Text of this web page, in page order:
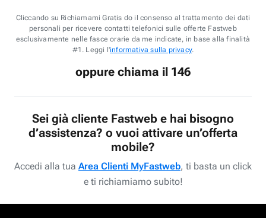
Cliccando su Richiamami Gratis do il consenso al trattamento dei dati
personali per ricevere contatti telefonici sulle offerte Fastweb
esclusivamente nelle fasce orarie da me indicate, in base alla finalità
#1. Leggi l'informativa sulla privacy.
oppure chiama il 146
Sei già cliente Fastweb e hai bisogno
d’assistenza? o vuoi attivare un’offerta
mobile?
Accedi alla tua Area Clienti MyFastweb, ti basta un click
e ti richiamiamo subito!